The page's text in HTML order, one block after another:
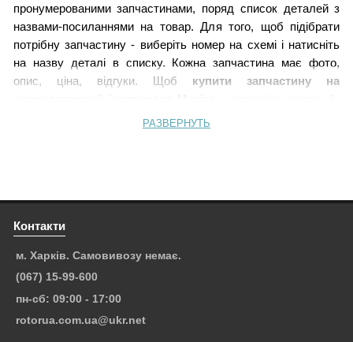
пронумерованими запчастинами, поряд список деталей з
назвами-посиланнями на товар. Для того, щоб підібрати
потрібну запчастину - виберіть номер на схемі і натисніть
на назву деталі в списку. Кожна запчастина має фото,
опис, ціна, відгуки. Щоб купити запчастину на
кошик" і перейдіть в кошик для оформлення замовлення.
доставимо не тільки в Київ, Харків, Дніпро, Львів, Одеса,
Херсон, Полтава, Запоріжжя, Суми, але і в будь-який
населений пункт України зручним для Вас перевізником.
розмістимо схему інструменту, що Вас цікавить, в каталозі.
РАЗВЕРНУТЬ
Контакти
м. Харків. Самовивозу немає.
(067) 15-99-600
пн-сб: 09:00 - 17:00
rotorua.com.ua@ukr.net